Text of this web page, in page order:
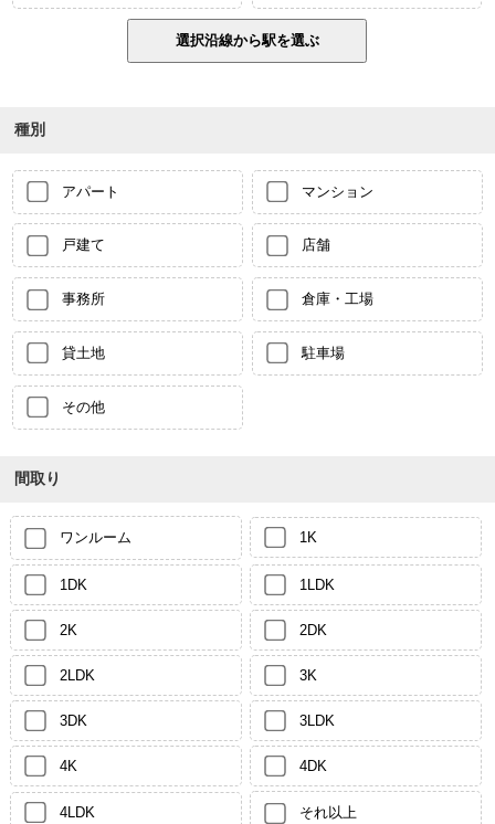
種別
アパート マンション
戸建て 店舗
事務所 倉庫・工場
貸土地 駐車場
その他
間取り
ワンルーム 1K
1DK 1LDK
2K 2DK
2LDK 3K
3DK 3LDK
4K 4DK
4LDK それ以上